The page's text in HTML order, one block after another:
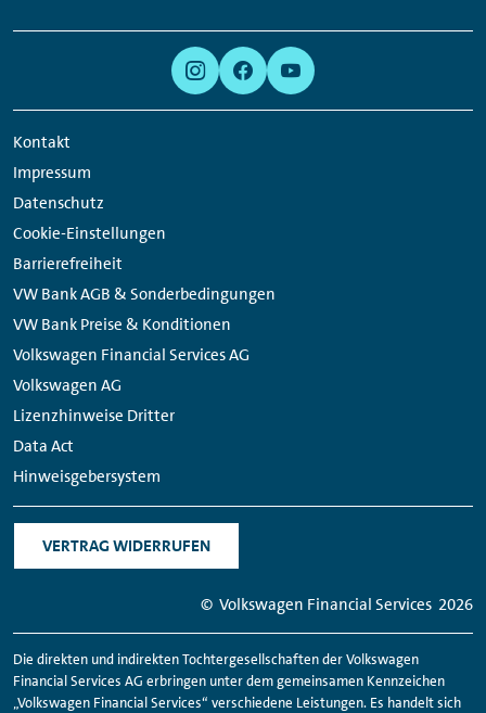
Kontakt
Impressum
Datenschutz
Cookie-Einstellungen
Barrierefreiheit
VW Bank AGB & Sonderbedingungen
VW Bank Preise & Konditionen
Volkswagen Financial Services AG
Volkswagen AG
Lizenzhinweise Dritter
Data Act
Hinweisgebersystem
VERTRAG WIDERRUFEN
Links
© Volkswagen Financial Services 2026
Die direkten und indirekten Tochtergesellschaften der Volkswagen
FinancialServices AG erbringen unter dem gemeinsamen Kennzeichen
„Volkswagen FinancialServices“ verschiedene Leistungen. Es handelt sich